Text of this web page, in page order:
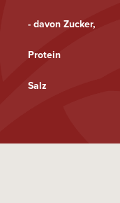
- davon Zucker,
Protein
Salz